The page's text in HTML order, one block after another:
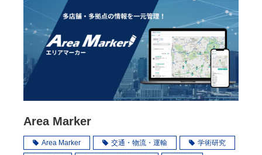
Area Marker
Area Marker 交通・物流・運輸 学術研究